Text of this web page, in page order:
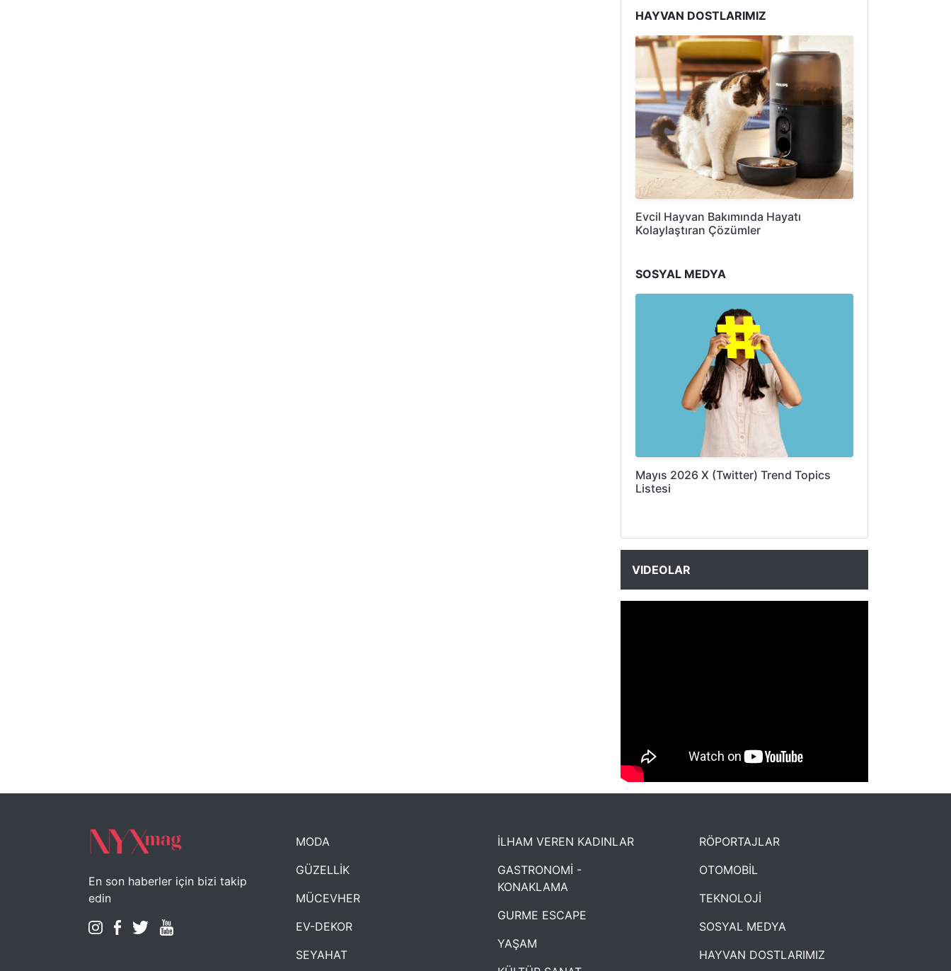
HAYVAN DOSTLARIMIZ
Evcil Hayvan Bakımında Hayatı
Kolaylaştıran Çözümler
SOSYAL MEDYA
Mayıs 2026 X (Twitter) Trend Topics
Listesi
VIDEOLAR
NYXmag 2. Yaş Kutlama Etkinliği
En son haberler için bizi takip
edin
MODA
GÜZELLİK
MÜCEVHER
EV-DEKOR
SEYAHAT
İLHAM VEREN KADINLAR
GASTRONOMİ -
KONAKLAMA
GURME ESCAPE
YAŞAM
RÖPORTAJLAR
OTOMOBİL
TEKNOLOJİ
SOSYAL MEDYA
HAYVAN DOSTLARIMIZ